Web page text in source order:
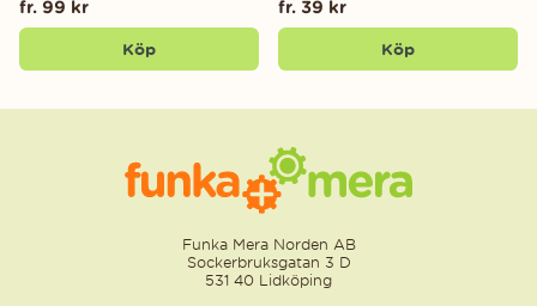
fr. 99 kr
Köp
fr. 39 kr
Köp
Funka Mera Norden AB
Sockerbruksgatan 3 D
531 40 Lidköping